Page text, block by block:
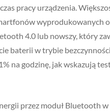
pracy urządzenia.
wyprodukowanych
4.0 lub nowszy, który
baterii w trybie
na godzinę, jak wskazują
przez moduł Bluetooth